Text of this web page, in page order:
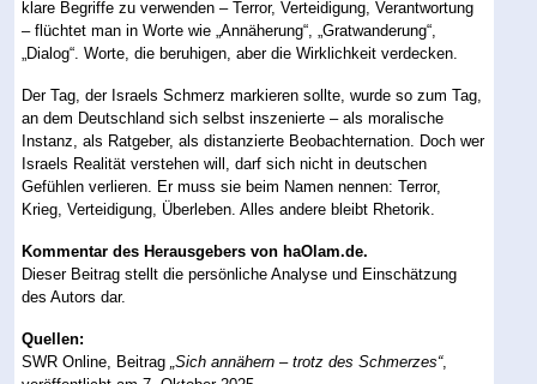
klare Begriffe zu verwenden – Terror, Verteidigung, Verantwortung
– flüchtet man in Worte wie „Annäherung“, „Gratwanderung“,
„Dialog“. Worte, die beruhigen, aber die Wirklichkeit verdecken.
Der Tag, der Israels Schmerz markieren sollte, wurde so zum Tag,
an dem Deutschland sich selbst inszenierte – als moralische
Instanz, als Ratgeber, als distanzierte Beobachternation. Doch wer
Israels Realität verstehen will, darf sich nicht in deutschen
Gefühlen verlieren. Er muss sie beim Namen nennen: Terror,
Krieg, Verteidigung, Überleben. Alles andere bleibt Rhetorik.
Kommentar des Herausgebers von haOlam.de.
Dieser Beitrag stellt die persönliche Analyse und Einschätzung
des Autors dar.
Quellen:
SWR Online, Beitrag„Sich annähern – trotz des Schmerzes“,